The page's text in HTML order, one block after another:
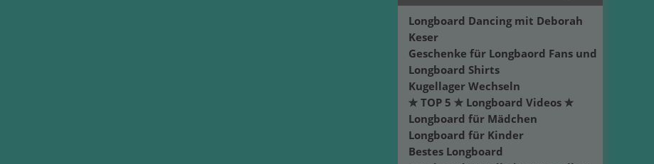
Longboard Dancing mit Deborah
Keser
Geschenke für Longbaord Fans und
Longboard Shirts
Kugellager Wechseln
✮ TOP 5 ✮ Longboard Videos ✮
Longboard für Mädchen
Longboard für Kinder
Bestes Longboard